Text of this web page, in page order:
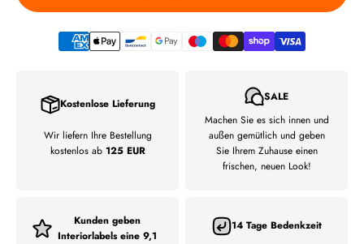
Kostenlose Lieferung
Wir liefern Ihre Bestellung
kostenlos ab 125 EUR
SALE
Machen Sie es sich innen und
außen gemütlich und geben
Sie Ihrem Zuhause einen
frischen, neuen Look!
Kunden geben
Interiorlabels eine 9,1
14 Tage Bedenkzeit